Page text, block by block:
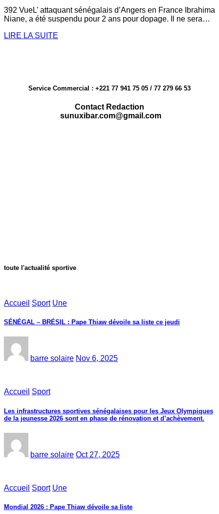
392 VueL’ attaquant sénégalais d’Angers en France Ibrahima
Niane, a été suspendu pour 2 ans pour dopage. Il ne sera…
LIRE LA SUITE
Service Commercial : +221 77 941 75 05 / 77 279 66 53
Contact Redaction
sunuxibar.com@gmail.com
toute l'actualité sportive
Accueil Sport Une
SÉNÉGAL – BRÉSIL : Pape Thiaw dévoile sa liste ce jeudi
barre solaire Nov 6, 2025
Accueil Sport
Les infrastructures sportives sénégalaises pour les Jeux Olympiques
de la jeunesse 2026 sont en phase de rénovation et d’achèvement.
barre solaire Oct 27, 2025
Accueil Sport Une
Mondial 2026 : Pape Thiaw dévoile sa liste